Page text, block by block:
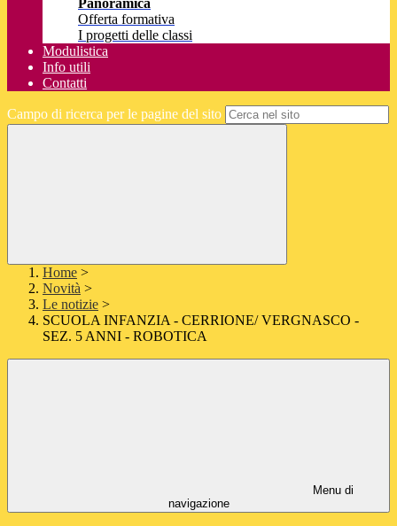
Panoramica
Offerta formativa
I progetti delle classi
Modulistica
Info utili
Contatti
Campo di ricerca per le pagine del sito
Home >
Novità >
Le notizie >
SCUOLA INFANZIA - CERRIONE/ VERGNASCO -
SEZ. 5 ANNI - ROBOTICA
Menu di
navigazione